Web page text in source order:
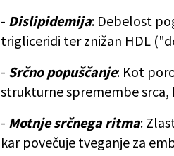
- Dislipidemija: Debelost
trigliceridi ter znižan HDL
- Srčno popuščanje: Kot
strukturne spremembe
- Motnje srčnega ritma:
kar povečuje tveganje za